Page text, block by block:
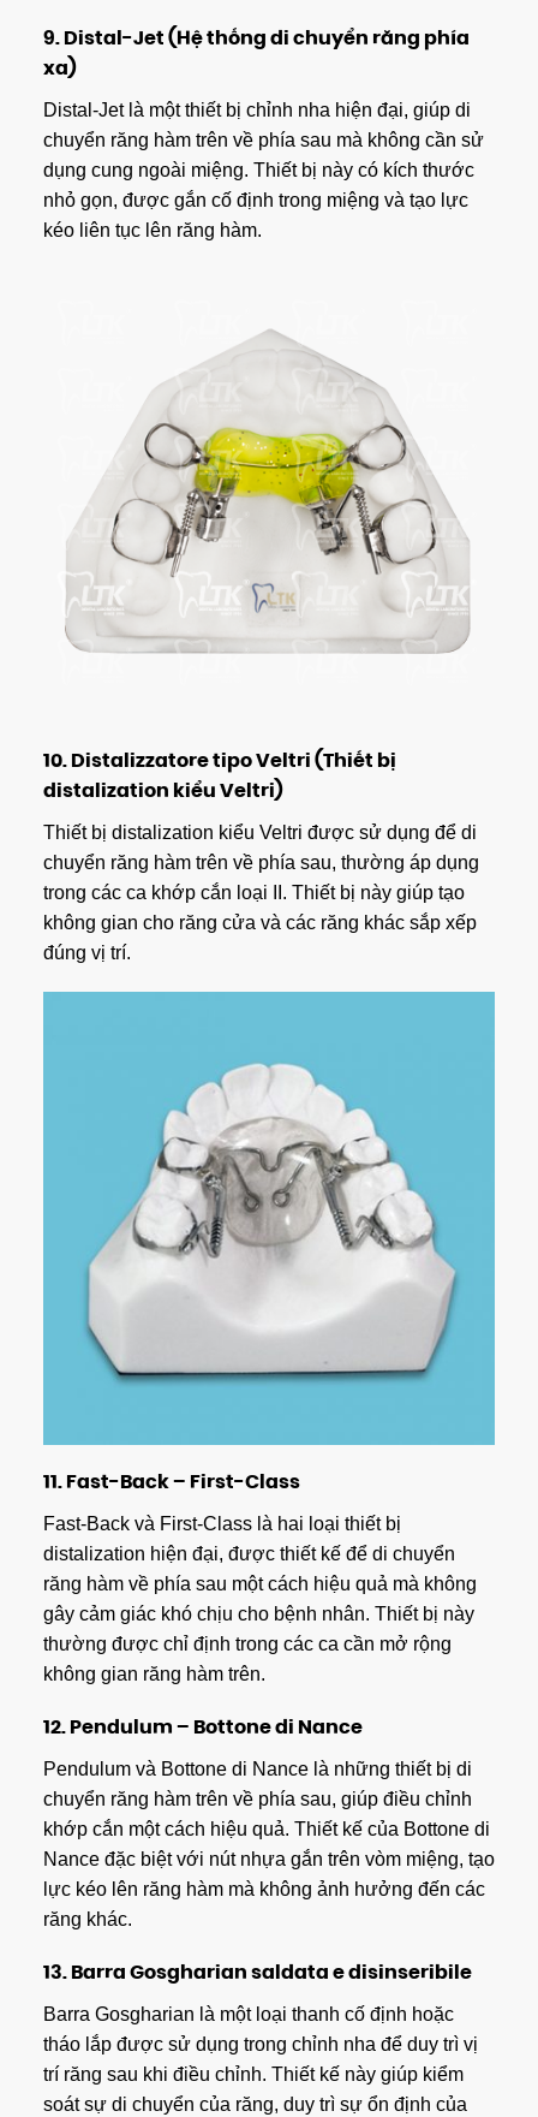
9. Distal-Jet (Hệ thống di chuyển răng phía
xa)
Distal-Jet là một thiết bị chỉnh nha hiện đại, giúp di
chuyển răng hàm trên về phía sau mà không cần sử
dụng cung ngoài miệng. Thiết bị này có kích thước
nhỏ gọn, được gắn cố định trong miệng và tạo lực
kéo liên tục lên răng hàm.
10. Distalizzatore tipo Veltri (Thiết bị
distalization kiểu Veltri)
Thiết bị distalization kiểu Veltri được sử dụng để di
chuyển răng hàm trên về phía sau, thường áp dụng
trong các ca khớp cắn loại II. Thiết bị này giúp tạo
không gian cho răng cửa và các răng khác sắp xếp
đúng vị trí.
11. Fast-Back – First-Class
Fast-Back và First-Class là hai loại thiết bị
distalization hiện đại, được thiết kế để di chuyển
răng hàm về phía sau một cách hiệu quả mà không
gây cảm giác khó chịu cho bệnh nhân. Thiết bị này
thường được chỉ định trong các ca cần mở rộng
không gian răng hàm trên.
12. Pendulum – Bottone di Nance
Pendulum và Bottone di Nance là những thiết bị di
chuyển răng hàm trên về phía sau, giúp điều chỉnh
khớp cắn một cách hiệu quả. Thiết kế của Bottone di
Nance đặc biệt với nút nhựa gắn trên vòm miệng, tạo
lực kéo lên răng hàm mà không ảnh hưởng đến các
răng khác.
13. Barra Gosgharian saldata e disinseribile
Barra Gosgharian là một loại thanh cố định hoặc
tháo lắp được sử dụng trong chỉnh nha để duy trì vị
trí răng sau khi điều chỉnh. Thiết kế này giúp kiểm
soát sự di chuyển của răng, duy trì sự ổn định của